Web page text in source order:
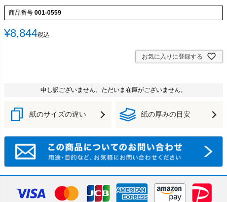
商品番号 001-0559
¥8,844税込
お気に入りに登録する
申し訳ございません。ただいま在庫がございません。
紙のサイズの違い 紙の厚みの目安